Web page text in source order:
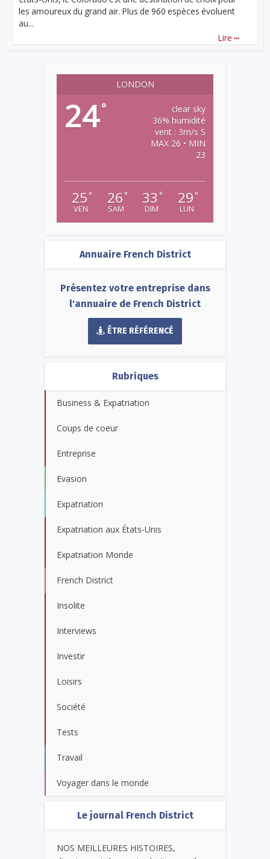
les amoureux du grand air. Plus de 960 espèces évoluent
au...
Lire ...
LONDON
24°
clear sky
36% humidité
vent : 3m/s S
MAX 26 • MIN
23
25 °
VEN
26 °
SAM
33 °
DIM
29 °
LUN
Annuaire French District
Présentez votre entreprise dans
l'annuaire de French District
ÊTRE RÉFÉRENCÉ
Rubriques
Business & Expatriation
Coups de coeur
Entreprise
Evasion
Expatriation
Expatriation aux États-Unis
Expatriation Monde
French District
Insolite
Interviews
Investir
Loisirs
Société
Tests
Travail
Voyager dans le monde
Le journal French District
NOS MEILLEURES HISTOIRES,